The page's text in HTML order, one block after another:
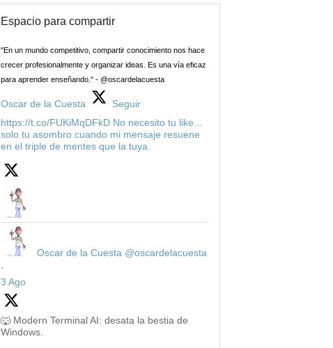
Espacio para compartir
"En un mundo competitivo, compartir conocimiento nos hace
crecer profesionalmente y organizar ideas. Es una vía eficaz
para aprender enseñando." - @oscardelacuesta
Oscar de la Cuesta
Seguir
https://t.co/FUKiMqDFkD No necesito tu like...
solo tu asombro cuando mi mensaje resuene
en el triple de mentes que la tuya.
Oscar de la Cuesta @oscardelacuesta
·
3 Ago
🐺 Modern Terminal AI: desata la bestia de
Windows.